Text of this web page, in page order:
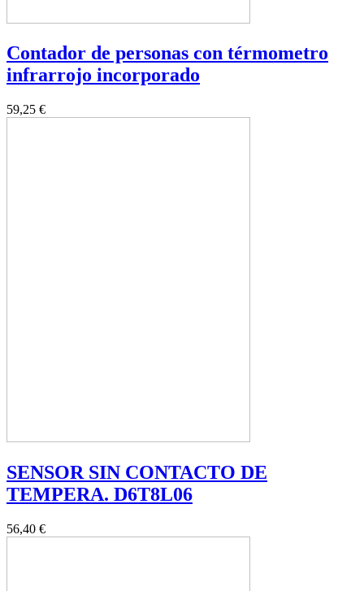
Contador de personas con térmometro
infrarrojo incorporado
59,25 €
SENSOR SIN CONTACTO DE
TEMPERA. D6T8L06
56,40 €